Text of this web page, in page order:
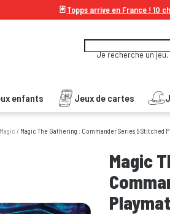
🃏Topps arrive en France ! 10
Je recherche un jeu,
enfants Jeux de cartes
Magic / Magic The Gathering : Commander Series 5 Stitched
Magic
Playmat